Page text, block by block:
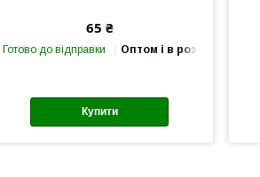
65 ₴
Готово до відправки Оптом і в роздріб
Купити